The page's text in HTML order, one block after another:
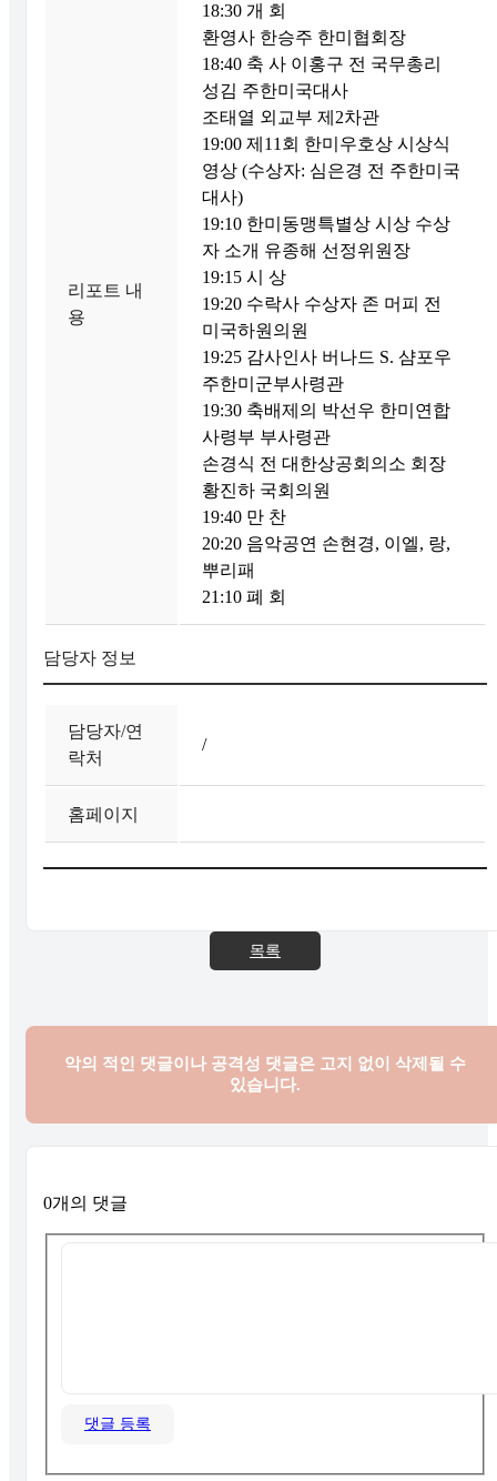
리포트 내
용
18:30 개 회
환영사 한승주 한미협회장
18:40 축 사 이홍구 전 국무총리
성김 주한미국대사
조태열 외교부 제2차관
19:00 제11회 한미우호상 시상식
영상 (수상자: 심은경 전 주한미국
대사)
19:10 한미동맹특별상 시상 수상
자 소개 유종해 선정위원장
19:15 시 상
19:20 수락사 수상자 존 머피 전
미국하원의원
19:25 감사인사 버나드 S. 샴포우
주한미군부사령관
19:30 축배제의 박선우 한미연합
사령부 부사령관
손경식 전 대한상공회의소 회장
황진하 국회의원
19:40 만 찬
20:20 음악공연 손현경, 이엘, 랑,
뿌리패
21:10 폐 회
담당자 정보
담당자/연
락처
/
홈페이지
목록
악의 적인 댓글이나 공격성 댓글은 고지 없이 삭제될 수
있습니다.
0개의 댓글
댓글 등록